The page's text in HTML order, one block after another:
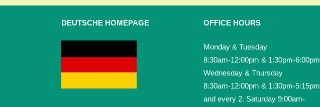
DEUTSCHE HOMEPAGE OFFICE HOURS
Monday & Tuesday
8:30am-12:00pm & 1:30pm-6:00pm
Wednesday & Thursday
8:30am-12:00pm & 1:30pm-5:15pm
and every 2. Saturday 9:00am-